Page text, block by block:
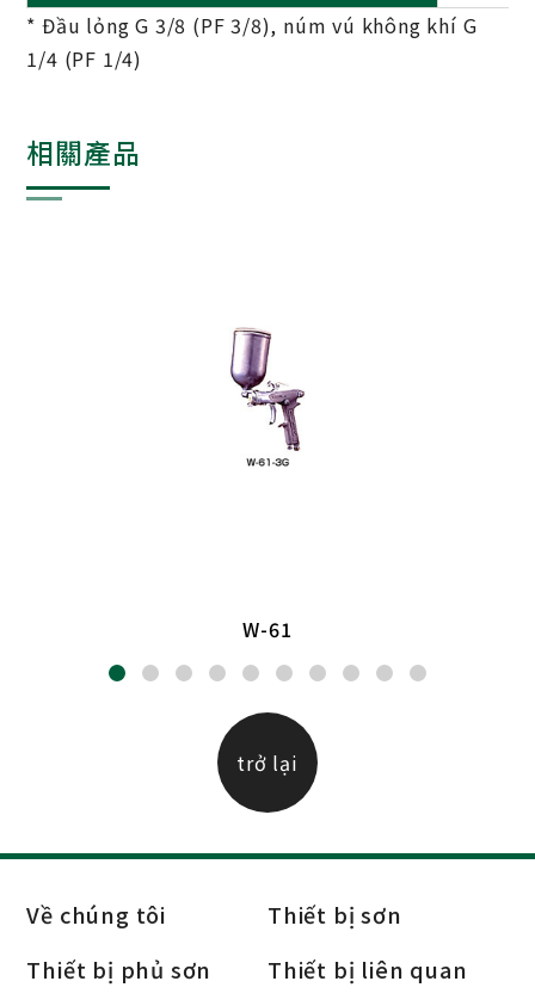
* Đầu lỏng G 3/8 (PF 3/8), núm vú không khí G
1/4 (PF 1/4)
相關產品
W-61
trở lại
Về chúng tôi
Thiết bị sơn
Thiết bị phủ sơn
Thiết bị liên quan